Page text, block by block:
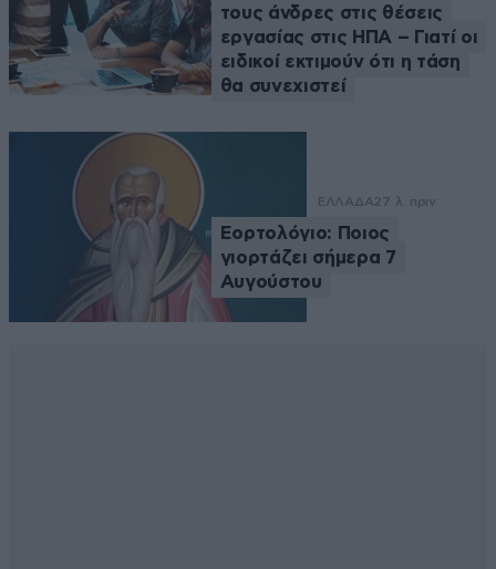
τους άνδρες στις θέσεις
εργασίας στις ΗΠΑ – Γιατί οι
ειδικοί εκτιμούν ότι η τάση
θα συνεχιστεί
ΕΛΛΑΔΑ27 λ. πριν
Εορτολόγιο: Ποιος
γιορτάζει σήμερα 7
Αυγούστου